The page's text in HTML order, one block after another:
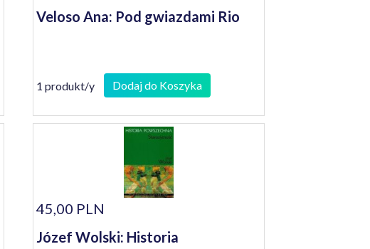
Veloso Ana: Pod gwiazdami Rio
1 produkt/y Dodaj do Koszyka
45,00 PLN
Józef Wolski: Historia